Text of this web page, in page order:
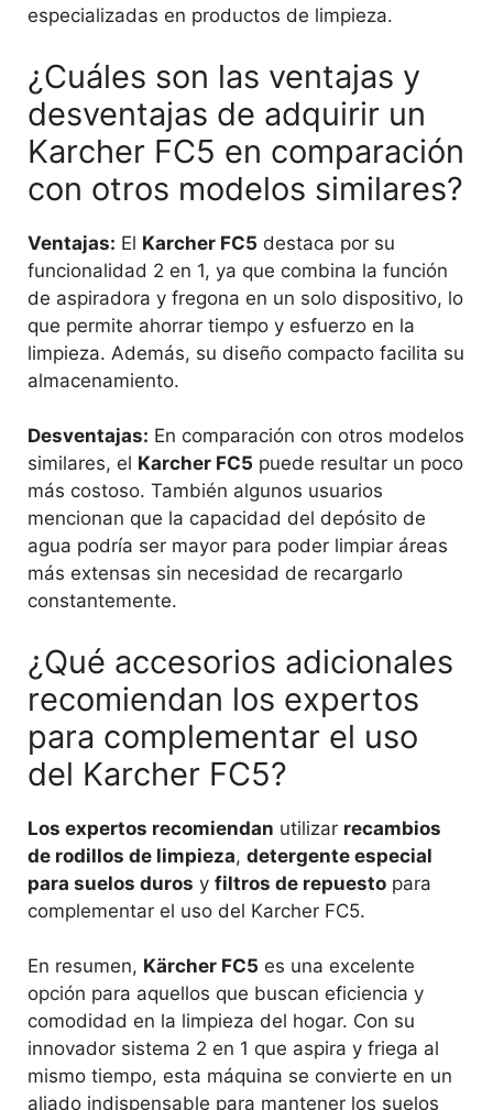
especializadas en productos de limpieza.
¿Cuáles son las ventajas y
desventajas de adquirir un
Karcher FC5 en comparación
con otros modelos similares?
Ventajas: El Karcher FC5 destaca por su
funcionalidad 2 en 1, ya que combina la función
de aspiradora y fregona en un solo dispositivo, lo
que permite ahorrar tiempo y esfuerzo en la
limpieza. Además, su diseño compacto facilita su
almacenamiento.
Desventajas: En comparación con otros modelos
similares, el Karcher FC5 puede resultar un poco
más costoso. También algunos usuarios
mencionan que la capacidad del depósito de
agua podría ser mayor para poder limpiar áreas
más extensas sin necesidad de recargarlo
constantemente.
¿Qué accesorios adicionales
recomiendan los expertos
para complementar el uso
del Karcher FC5?
Los expertos recomiendan utilizar recambios
de rodillos de limpieza, detergente especial
para suelos duros y filtros de repuesto para
complementar el uso del Karcher FC5.
En resumen, Kärcher FC5 es una excelente
opción para aquellos que buscan eficiencia y
comodidad en la limpieza del hogar. Con su
innovador sistema 2 en 1 que aspira y friega al
mismo tiempo, esta máquina se convierte en un
aliado indispensable para mantener los suelos